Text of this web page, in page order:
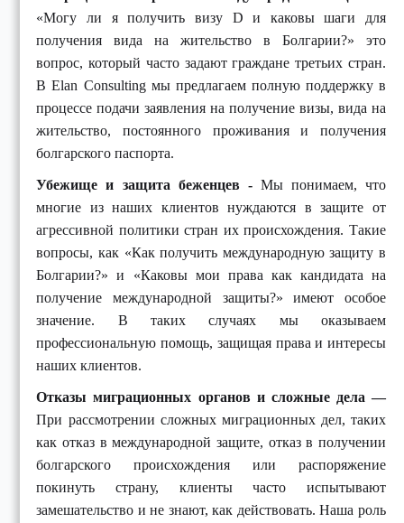
«Могу ли я получить визу D и каковы шаги для
получения вида на жительство в Болгарии?» это
вопрос, который часто задают граждане третьих стран.
В Elan Consulting мы предлагаем полную поддержку в
процессе подачи заявления на получение визы, вида на
жительство, постоянного проживания и получения
болгарского паспорта.
Убежище и защита беженцев - Мы понимаем, что
многие из наших клиентов нуждаются в защите от
агрессивной политики стран их происхождения. Такие
вопросы, как «Как получить международную защиту в
Болгарии?» и «Каковы мои права как кандидата на
получение международной защиты?» имеют особое
значение. В таких случаях мы оказываем
профессиональную помощь, защищая права и интересы
наших клиентов.
Отказы миграционных органов и сложные дела —
При рассмотрении сложных миграционных дел, таких
как отказ в международной защите, отказ в получении
болгарского происхождения или распоряжение
покинуть страну, клиенты часто испытывают
замешательство и не знают, как действовать. Наша роль